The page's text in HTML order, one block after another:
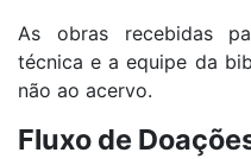
As obras recebidas
técnica e a equipe da
não ao acervo.
Fluxo de